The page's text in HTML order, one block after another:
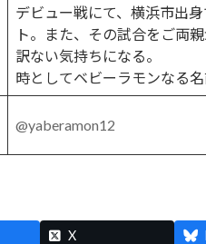
デビュー戦にて、横浜市出
ト。また、その試合をご両
訳ない気持ちになる。
時としてベビーラモンなる名
@yaberamon12
X